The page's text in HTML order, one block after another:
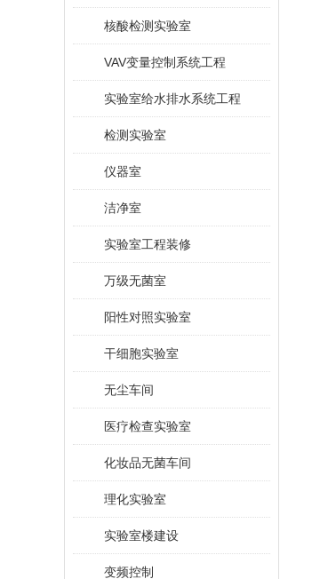
核酸检测实验室
VAV变量控制系统工程
实验室给水排水系统工程
检测实验室
仪器室
洁净室
实验室工程装修
万级无菌室
阳性对照实验室
干细胞实验室
无尘车间
医疗检查实验室
化妆品无菌车间
理化实验室
实验室楼建设
变频控制